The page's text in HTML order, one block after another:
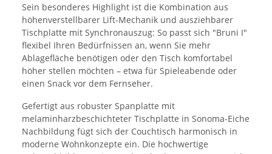
Sein besonderes Highlight ist die Kombination aus
höhenverstellbarer Lift-Mechanik und ausziehbarer
Tischplatte mit Synchronauszug: So passt sich "Bruni I"
flexibel Ihren Bedürfnissen an, wenn Sie mehr
Ablagefläche benötigen oder den Tisch komfortabel
höher stellen möchten – etwa für Spieleabende oder
einen Snack vor dem Fernseher.
Gefertigt aus robuster Spanplatte mit
melaminharzbeschichteter Tischplatte in Sonoma-Eiche
Nachbildung fügt sich der Couchtisch harmonisch in
moderne Wohnkonzepte ein. Die hochwertige